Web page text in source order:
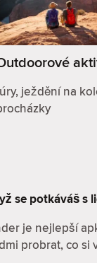
ježdění na
se potkáváš s
je nejlepší
probrat, co si